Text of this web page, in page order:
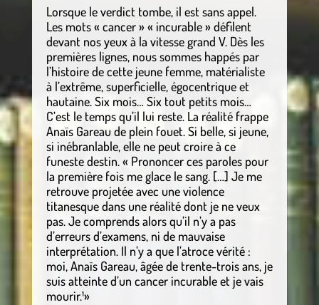
Lorsque le verdict tombe, il est sans appel.
Les mots « cancer » « incurable » défilent
devant nos yeux à la vitesse grand V. Dès les
premières lignes, nous sommes happés par
l’histoire de cette jeune femme, matérialiste
à l’extrême, superficielle, égocentrique et
hautaine. Six mois… Six tout petits mois…
C’est le temps qu’il lui reste. La réalité frappe
Anaïs Gareau de plein fouet. Si belle, si jeune,
si inébranlable, elle ne peut croire à ce
funeste destin. « Prononcer ces paroles pour
la première fois me glace le sang. […] Je me
retrouve projetée avec une violence
titanesque dans une réalité dont je ne veux
pas. Je comprends alors qu’il n’y a pas
d’erreurs d’examens, ni de mauvaise
interprétation. Il n’y a que l’atroce vérité :
moi, Anaïs Gareau, âgée de trente-trois ans, je
suis atteinte d’un cancer incurable et je vais
mourir.¹»